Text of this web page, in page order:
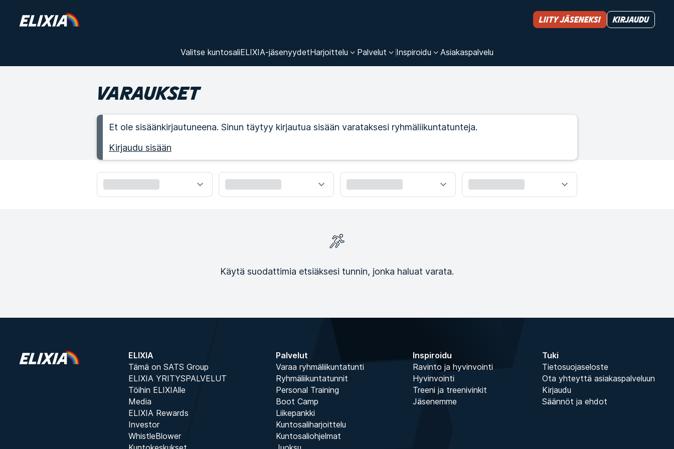
Valitse kuntosaliELIXIA-jäsenyydetHarjoittelu Palvelut Inspiroidu Asiakas­palvelu
Liity jäseneksi Kirjaudu
VARAUKSET
Et ole sisäänkirjautuneena. Sinun täytyy kirjautua sisään varataksesi ryhmäliikuntatunteja.
Kirjaudu sisään
Käytä suodattimia etsiäksesi tunnin, jonka haluat varata.
ELIXIA
Tämä on SATS Group
ELIXIA YRITYSPALVELUT
Töihin ELIXIAlle
Media
ELIXIA Rewards
Investor
WhistleBlower
Palvelut
Varaa ryhmäliikuntatunti
Ryhmäliikuntatunnit
Personal Training
Boot Camp
Liikepankki
Kuntosaliharjoittelu
Kuntosaliohjelmat
Inspiroidu
Ravinto ja hyvinvointi
Hyvinvointi
Treeni ja treenivinkit
Jäsenemme
Tuki
Tietosuojaseloste
Ota yhteyttä asiakaspalveluun
Kirjaudu
Säännöt ja ehdot